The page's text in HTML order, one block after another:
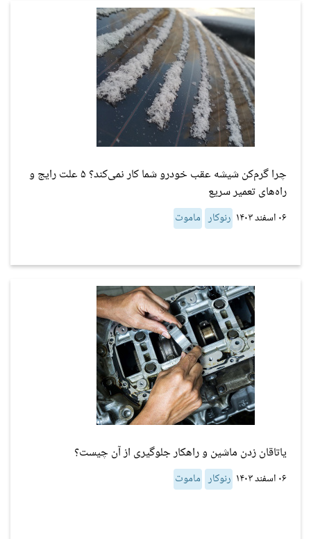
چرا گرم‌کن شیشه عقب خودرو شما کار نمی‌کند؟ ۵ علت رایج و
راه‌های تعمیر سریع
۰۶ اسفند ۱۴۰۳ رنوکار ماموت
یاتاقان زدن ماشین و راهکار جلوگیری از آن چیست؟
۰۶ اسفند ۱۴۰۳ رنوکار ماموت